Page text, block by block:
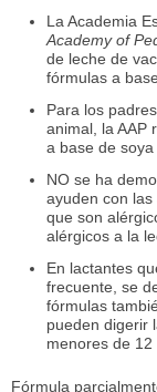
La Academia
Academy of
de leche de
fórmulas a
Para los
animal, la AAP
a base de soya
NO se ha
ayuden con
que son
alérgicos a la
En lactantes
frecuente, se
fórmulas
pueden digerir
menores de 12
Fórmula